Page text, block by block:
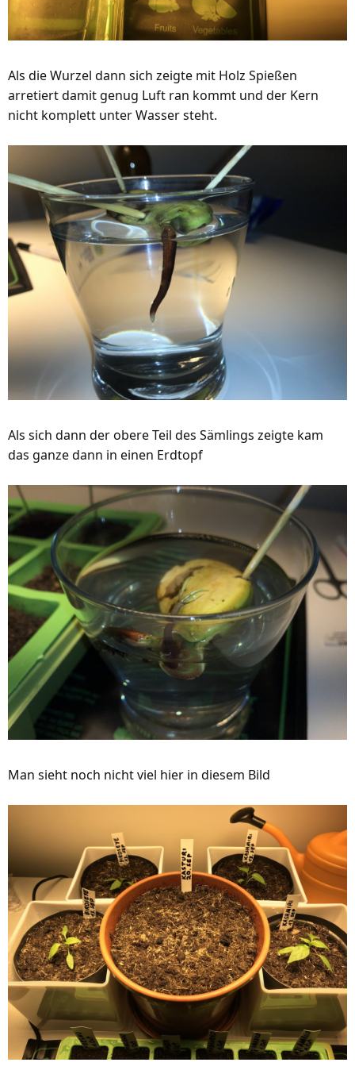
Als die Wurzel dann sich zeigte mit Holz Spießen
arretiert damit genug Luft ran kommt und der Kern
nicht komplett unter Wasser steht.
Als sich dann der obere Teil des Sämlings zeigte kam
das ganze dann in einen Erdtopf
Man sieht noch nicht viel hier in diesem Bild